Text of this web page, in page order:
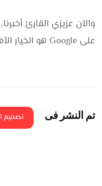
والآن عزيزي القارئ
على Google هو الخيار الأفضل ؟
تم النشر فى تصميم